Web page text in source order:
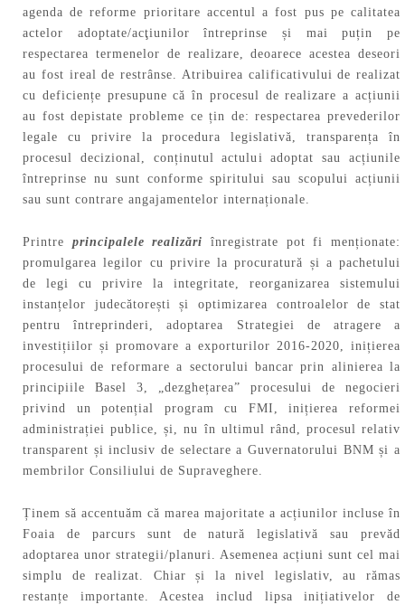
agenda de reforme prioritare accentul a fost pus pe calitatea
actelor adoptate/acţiunilor întreprinse și mai puțin pe
respectarea termenelor de realizare, deoarece acestea deseori
au fost ireal de restrânse. Atribuirea calificativului de realizat
cu deficiențe presupune că în procesul de realizare a acțiunii
au fost depistate probleme ce țin de: respectarea prevederilor
legale cu privire la procedura legislativă, transparența în
procesul decizional, conținutul actului adoptat sau acțiunile
întreprinse nu sunt conforme spiritului sau scopului acțiunii
sau sunt contrare angajamentelor internaționale.
Printre principalele realizări înregistrate
pot fi menționate:
promulgarea legilor cu privire la procuratură și a pachetului
de legi cu privire la integritate, reorganizarea sistemului
instanțelor judecătorești și optimizarea controalelor de stat
pentru întreprinderi, adoptarea Strategiei de atragere a
investițiilor și promovare a exporturilor 2016-2020, inițierea
procesului de reformare a sectorului bancar prin alinierea la
principiile Basel 3, „dezghețarea” procesului de negocieri
privind un potențial program cu FMI, inițierea reformei
administrației publice, și, nu în ultimul rând, procesul relativ
transparent și inclusiv de selectare a Guvernatorului BNM și a
membrilor Consiliului de Supraveghere.
Ținem să accentuăm că marea majoritate a acțiunilor incluse în
Foaia de parcurs sunt de natură legislativă sau prevăd
adoptarea unor strategii/planuri. Asemenea acțiuni sunt cel mai
simplu de realizat. Chiar și la nivel legislativ, au rămas
restanțe importante. Acestea includ lipsa inițiativelor de